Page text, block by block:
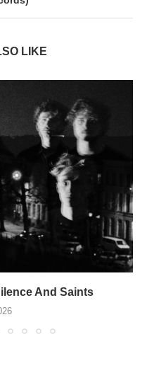
LIKE
And Saints